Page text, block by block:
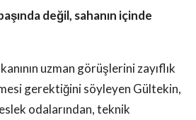
değil, sahanın içinde
uzman görüşlerini zayıflık
gerektiğini söyleyen Gültekin,
odalarından, teknik